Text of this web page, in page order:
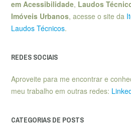
em Acessibilidade, Laudos
Imóveis Urbanos, acesse o site da
Laudos Técnicos.
REDES SOCIAIS
Aproveite para me encontrar e
meu trabalho em outras redes:
CATEGORIAS DE POSTS